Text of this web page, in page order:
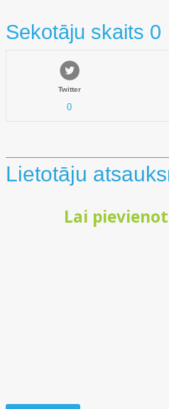
Sekotāju skaits 0
Twitter
0
Lietotāju
Lai